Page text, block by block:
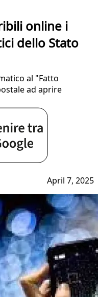
online i
dello Stato
al "Fatto
ad aprire
April 7, 2025